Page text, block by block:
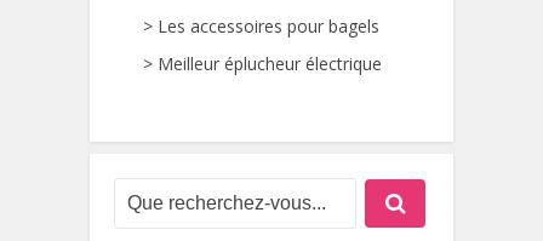
> Les accessoires pour bagels
> Meilleur éplucheur électrique